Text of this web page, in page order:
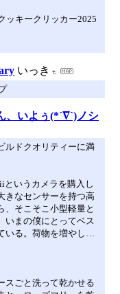
ッキークリッカー2025
いっき
、いよぅ(*´∇`)ノシ
ルドクオリティーに満
というカメラを購入し
きなセンサーを持つ高
、そこそこ小型軽量と
いまの僕にとってベス
いる。荷物を増やし…
スごと洗って乾かせる